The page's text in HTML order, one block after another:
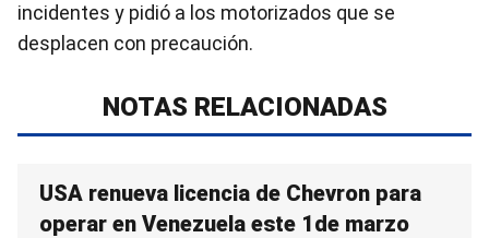
incidentes y pidió a los motorizados que se
desplacen con precaución.
NOTAS RELACIONADAS
USA renueva licencia de Chevron para
operar en Venezuela este 1de marzo